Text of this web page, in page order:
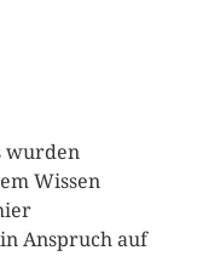
wurden
Wissen
Anspruch auf